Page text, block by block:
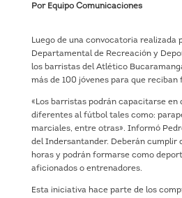
Por Equipo Comunicaciones
Luego de una convocatoria realizada
Departamental de Recreación y
los barristas del Atlético
más de 100 jóvenes para que
«Los barristas podrán capacitarse en
diferentes al fútbol tales como:
marciales, entre otras». Informó
del Indersantander. Deberán cumplir
horas y podrán formarse como
aficionados o entrenadores.
Esta iniciativa hace parte de los